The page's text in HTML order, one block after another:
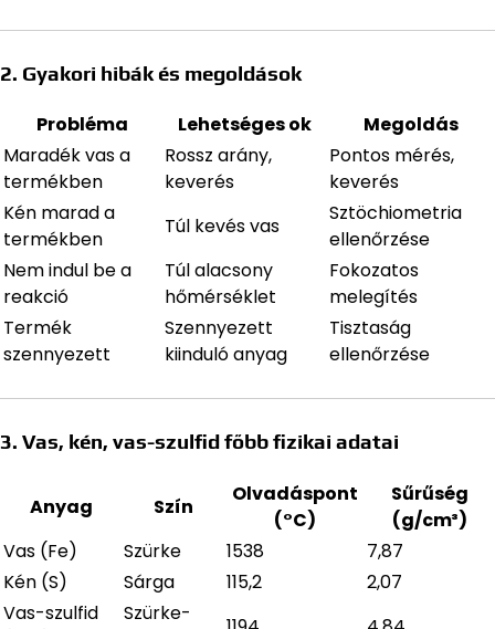
2. Gyakori hibák és megoldások
Probléma Lehetséges ok
Megoldás
Maradék vas a
termékben
Rossz arány,
keverés
Pontos mérés,
keverés
Kén marad a
termékben
Túl kevés vas
Sztöchiometria
ellenőrzése
Nem indul be a
reakció
Túl alacsony
hőmérséklet
Fokozatos
melegítés
Termék
szennyezett
Szennyezett
kiinduló anyag
Tisztaság
ellenőrzése
3. Vas, kén, vas-szulfid főbb fizikai adatai
Anyag Szín
Olvadáspont
(°C)
Sűrűség
(g/cm³)
Vas (Fe)
Szürke 1538
7,87
Kén (S)
Sárga 115,2
2,07
Vas-szulfid
Szürke-